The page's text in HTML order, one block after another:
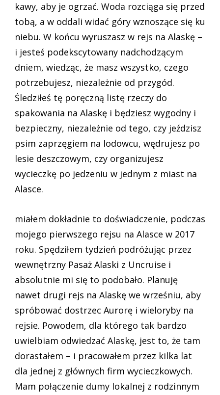
kawy, aby je ogrzać. Woda rozciąga się przed
tobą, a w oddali widać góry wznoszące się ku
niebu. W końcu wyruszasz w rejs na Alaskę –
i jesteś podekscytowany nadchodzącym
dniem, wiedząc, że masz wszystko, czego
potrzebujesz, niezależnie od przygód.
Śledziłeś tę poręczną listę rzeczy do
spakowania na Alaskę i będziesz wygodny i
bezpieczny, niezależnie od tego, czy jeździsz
psim zaprzęgiem na lodowcu, wędrujesz po
lesie deszczowym, czy organizujesz
wycieczkę po jedzeniu w jednym z miast na
Alasce.
miałem dokładnie to doświadczenie, podczas
mojego pierwszego rejsu na Alasce w 2017
roku. Spędziłem tydzień podróżując przez
wewnętrzny Pasaż Alaski z Uncruise i
absolutnie mi się to podobało. Planuję
nawet drugi rejs na Alaskę we wrześniu, aby
spróbować dostrzec Aurorę i wieloryby na
rejsie. Powodem, dla którego tak bardzo
uwielbiam odwiedzać Alaskę, jest to, że tam
dorastałem – i pracowałem przez kilka lat
dla jednej z głównych firm wycieczkowych.
Mam połączenie dumy lokalnej z rodzinnym